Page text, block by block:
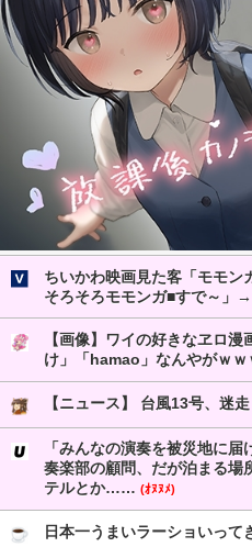
ちいかわ映画見た客「モモン
そろそろモモンガ■すで～」→
【画像】ワイの好きなヱロ
け」「hamao」なんやがｗｗ
【ニュース】 台風13号、迷走
「みんなの演奏を被災地に
奏楽部の顧問、だが泊まる場
テルとか…… (ｵﾇﾇﾒ)
日本一うまいラーショいって